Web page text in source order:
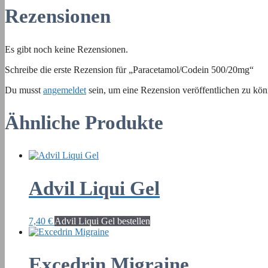
Rezensionen
Es gibt noch keine Rezensionen.
Schreibe die erste Rezension für „Paracetamol/Codein 500/20mg“
Du musst angemeldet sein, um eine Rezension veröffentlichen zu
Ähnliche Produkte
Advil Liqui Gel
7,40 € Advil Liqui Gel bestellen